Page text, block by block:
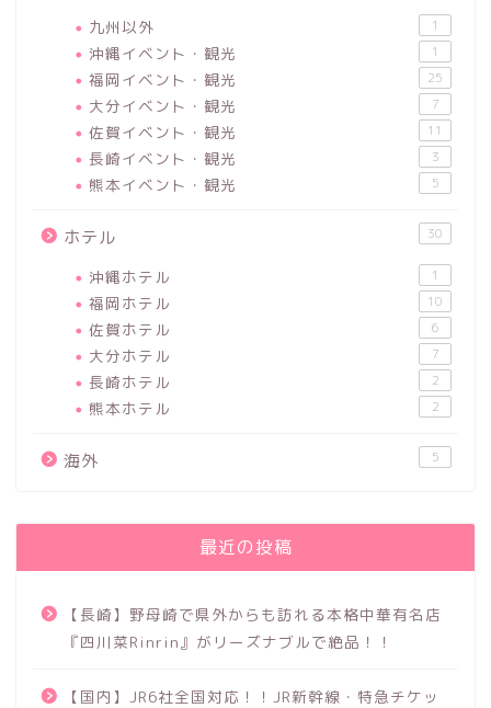
九州以外 1
沖縄イベント・観光 1
福岡イベント・観光 25
大分イベント・観光 7
佐賀イベント・観光 11
長崎イベント・観光 3
熊本イベント・観光 5
ホテル 30
沖縄ホテル 1
福岡ホテル 10
佐賀ホテル 6
大分ホテル 7
長崎ホテル 2
熊本ホテル 2
海外 5
最近の投稿
【長崎】野母崎で県外からも訪れる本格中華有名店
『四川菜Rinrin』がリーズナブルで絶品！！
【国内】JR6社全国対応！！JR新幹線・特急チケッ